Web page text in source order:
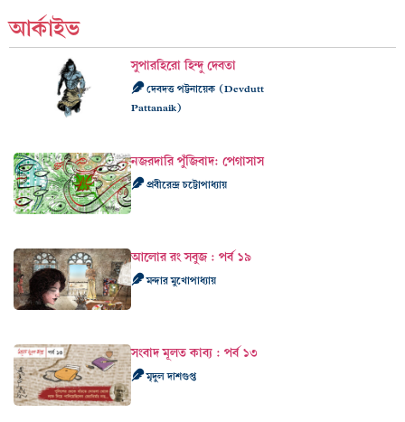
আর্কাইভ
সুপারহিরো হিন্দু দেবতা
দেবদত্ত পট্টনায়েক (Devdutt
Pattanaik)
নজরদারি পুঁজিবাদ: পেগাসাস
প্রবীরেন্দ্র চট্টোপাধ্যায়
আলোর রং সবুজ : পর্ব ১৯
মন্দার মুখোপাধ্যায়
সংবাদ মূলত কাব্য : পর্ব ১৩
মৃদুল দাশগুপ্ত